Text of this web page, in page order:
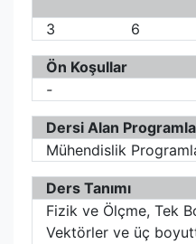
3
6
Ön Koşullar
-
Dersi Alan
Mühendislik
Ders Tanımı
Fizik ve Ölçme, Tek
Vektörler ve üç